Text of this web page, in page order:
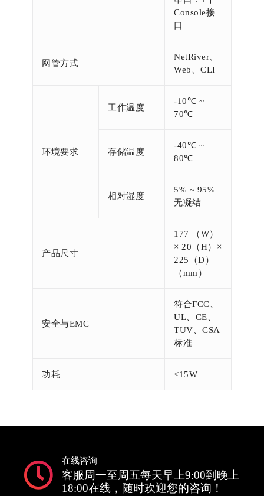
Console接
口
网管方式
NetRiver、
Web、CLI
环境要求
工作温度
-10℃ ~
70℃
存储温度
-40℃ ~
80℃
相对湿度
5% ~ 95%
无凝结
产品尺寸
177 （W）
× 20（H）×
225（D）
（mm）
安全与EMC
符合FCC、
UL、CE、
TUV、CSA
标准
功耗 <15W
在线咨询
客服周一至周五每天早上9:00到晚上
18:00在线，随时欢迎您的咨询！